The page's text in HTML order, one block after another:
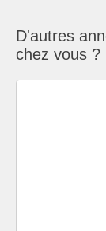
D'autres
chez vous ?